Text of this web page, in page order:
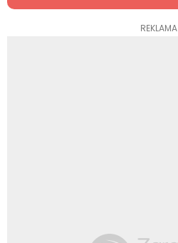
REKLAMA